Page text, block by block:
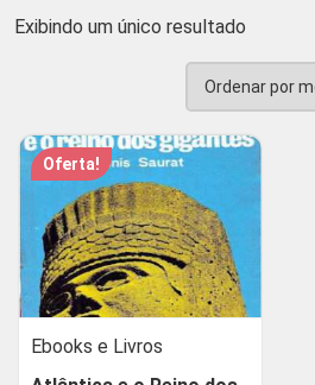
Exibindo um único resultado
Oferta!
Ebooks e Livros